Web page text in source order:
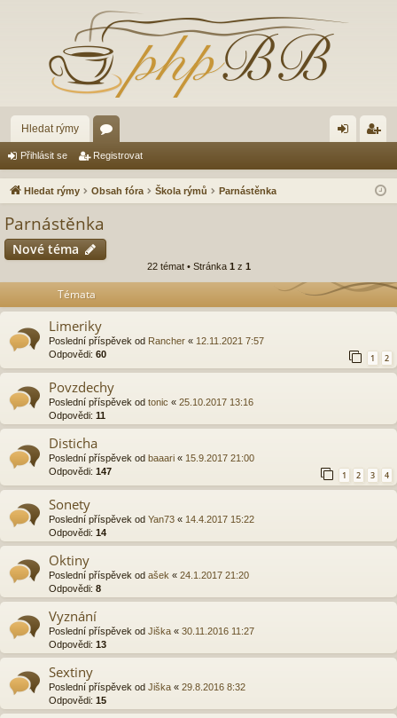
Hledat rýmy
ór
a lá ist
Přihlásit se Registrovat
Hledat rýmy Obsah fóra Škola rýmů Parnástěnka
Parnástěnka
Nové téma
22 témat • Stránka 1 z 1
Témata
Limeriky
Poslední příspěvek od Rancher « 12.11.2021 7:57
Odpovědi: 60 1 2
Povzdechy
Poslední příspěvek od tonic « 25.10.2017 13:16
Odpovědi: 11
Disticha
Poslední příspěvek od baaari « 15.9.2017 21:00
Odpovědi: 147 1 2 3 4
Sonety
Poslední příspěvek od Yan73 « 14.4.2017 15:22
Odpovědi: 14
Oktiny
Poslední příspěvek od ašek « 24.1.2017 21:20
Odpovědi: 8
Vyznání
Poslední příspěvek od Jiška « 30.11.2016 11:27
Odpovědi: 13
Sextiny
Poslední příspěvek od Jiška « 29.8.2016 8:32
Odpovědi: 15